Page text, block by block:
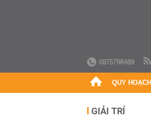
0975798489
QUY HOẠCH
GIẢI TRÍ